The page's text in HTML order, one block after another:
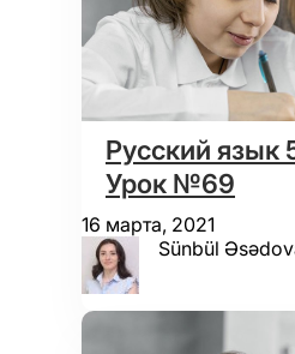
Русский язык
Урок №69
16 марта, 2021
Sünbül